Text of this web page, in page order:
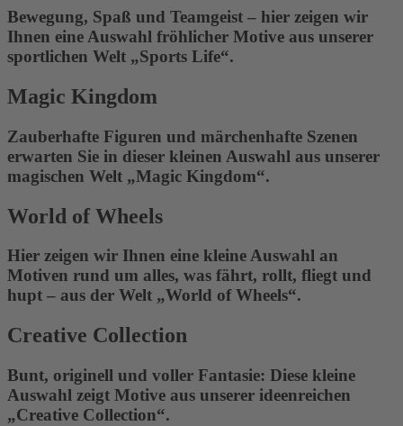
Bewegung, Spaß und Teamgeist – hier zeigen wir
Ihnen eine Auswahl fröhlicher Motive aus unserer
sportlichen Welt „Sports Life“.
Magic Kingdom
Zauberhafte Figuren und märchenhafte Szenen
erwarten Sie in dieser kleinen Auswahl aus unserer
magischen Welt „Magic Kingdom“.
World of Wheels
Hier zeigen wir Ihnen eine kleine Auswahl an
Motiven rund um alles, was fährt, rollt, fliegt und
hupt – aus der Welt „World of Wheels“.
Creative Collection
Bunt, originell und voller Fantasie: Diese kleine
Auswahl zeigt Motive aus unserer ideenreichen
„Creative Collection“.